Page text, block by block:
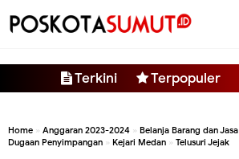
Terkini Terpopuler
Home » Anggaran 2023-2024 » Belanja Barang dan Jasa
Dugaan Penyimpangan » Kejari Medan » Telusuri Jejak